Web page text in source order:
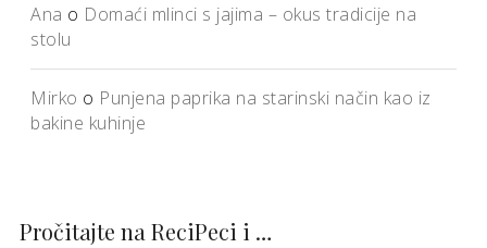
Ana o Domaći mlinci s jajima – okus tradicije na
stolu
Mirko o Punjena paprika na starinski način kao iz
bakine kuhinje
Pročitajte na ReciPeci i …